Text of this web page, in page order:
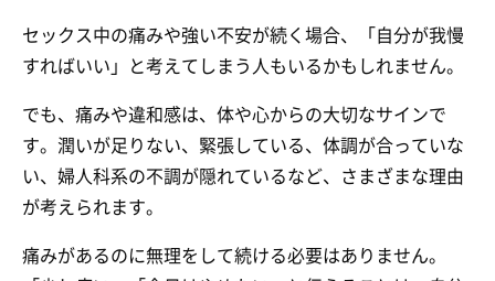
セックス中の痛みや強い不安が続く場合、「自分が我慢
すればいい」と考えてしまう人もいるかもしれません。
でも、痛みや違和感は、体や心からの大切なサインで
す。潤いが足りない、緊張している、体調が合っていな
い、婦人科系の不調が隠れているなど、さまざまな理由
が考えられます。
痛みがあるのに無理をして続ける必要はありません。